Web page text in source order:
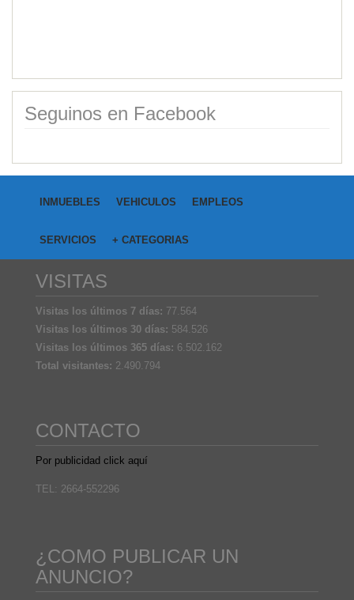
Seguinos en Facebook
INMUEBLES VEHICULOS EMPLEOS
SERVICIOS + CATEGORIAS
VISITAS
Visitas los últimos 7 días: 77.564
Visitas los últimos 30 días: 584.526
Visitas los últimos 365 días: 6.502.162
Total visitantes: 2.490.794
CONTACTO
Por publicidad click aquí
TEL: 2664-552296
¿COMO PUBLICAR UN
ANUNCIO?